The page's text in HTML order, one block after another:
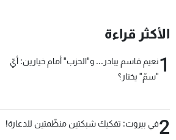
الأكثر قراءة
1نعيم قاسم يبادر... و"الحزب" أمام خيارين: أيّ
"سمّ" يختار؟
2في بيروت: تفكيك شبكتين منظّمتين للدعارة!